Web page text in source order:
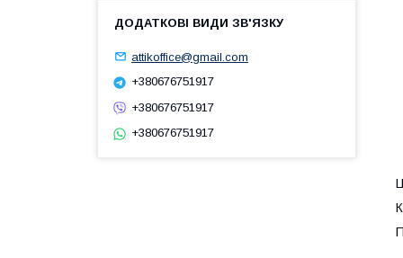
attikoffice@gmail.com
+380676751917
+380676751917
+380676751917